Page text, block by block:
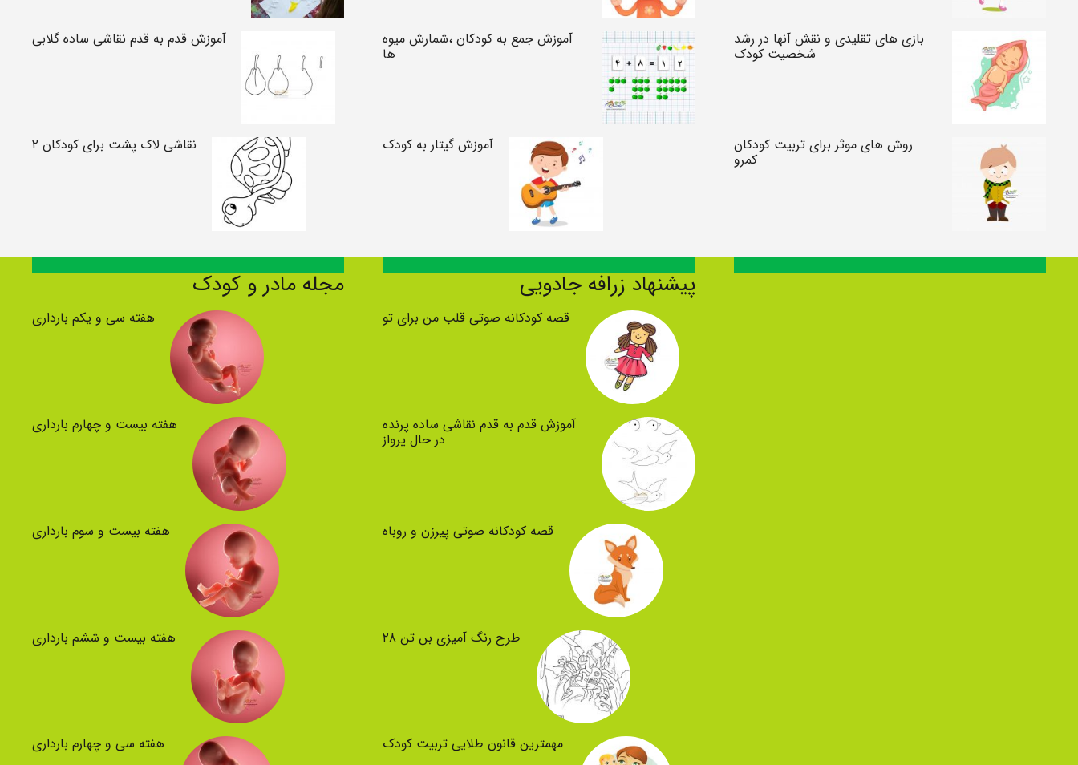
بازی های تقلیدی و نقش آنها در رشد
شخصیت کودک
روش های موثر برای تربیت کودکان
کمرو
آموزش جمع به کودکان ،شمارش میوه
ها
آموزش گیتار به کودک
آموزش قدم به قدم نقاشی ساده گلابی
نقاشی لاک پشت برای کودکان ۲
پیشنهاد زرافه جادویی
قصه کودکانه صوتی قلب من برای تو
آموزش قدم به قدم نقاشی ساده پرنده
در حال پرواز
قصه کودکانه صوتی پیرزن و روباه
طرح رنگ آمیزی بن تن ۲۸
مهمترین قانون طلایی تربیت کودک
مجله مادر و کودک
هفته سی و یکم بارداری
هفته بیست و چهارم بارداری
هفته بیست و سوم بارداری
هفته بیست و ششم بارداری
هفته سی و چهارم بارداری